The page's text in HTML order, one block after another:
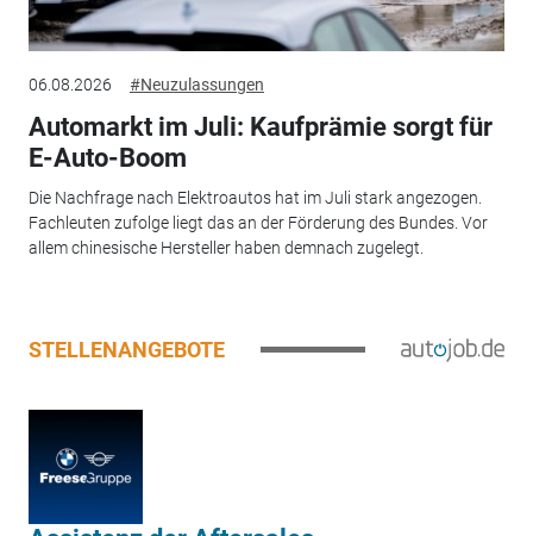
06.08.2026 #Neuzulassungen
Automarkt im Juli: Kaufprämie sorgt für
E-Auto-Boom
Die Nachfrage nach Elektroautos hat im Juli stark angezogen.
Fachleuten zufolge liegt das an der Förderung des Bundes. Vor
allem chinesische Hersteller haben demnach zugelegt.
STELLENANGEBOTE